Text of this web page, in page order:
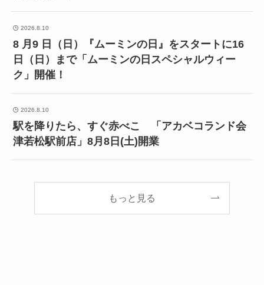
2026.8.10
8 月9 日（日）『ムーミンの日』をスタートに16
日（日）まで「ムーミンの日スペシャルウィー
ク」開催！
2026.8.10
駅を降りたら、すぐ赤べこ 「アカベコランド会
津若松駅前店」8月8日(土)開業
もっと見る